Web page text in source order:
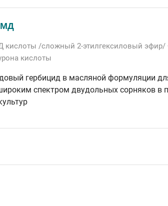
МД
кислоты /сложный 2-этилгексиловый эфир/
кислоты
гербицид в масляной формуляции
спектром двудольных сорняков в